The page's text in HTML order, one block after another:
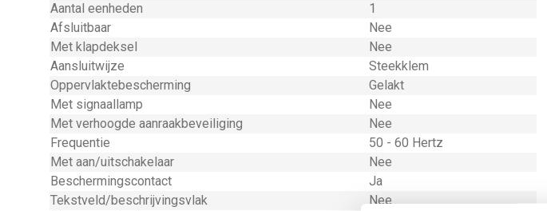
Aantal eenheden
1
Afsluitbaar
Nee
Met klapdeksel
Nee
Aansluitwijze
Steekklem
Oppervlaktebescherming
Gelakt
Met signaallamp
Nee
Met verhoogde aanraakbeveiliging
Nee
Frequentie
50 - 60 Hertz
Met aan/uitschakelaar
Nee
Beschermingscontact
Ja
Tekstveld/beschrijvingsvlak
Nee